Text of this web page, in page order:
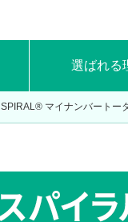
選ばれる
SPIRAL® マイナンバートー